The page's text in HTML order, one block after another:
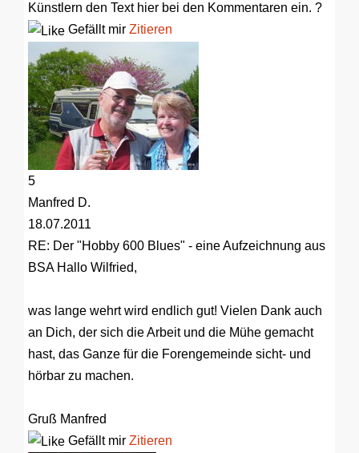
Künstlern den Text hier bei den Kommentaren ein. ?
Gefällt mir Zitieren
5
Manfred D.
18.07.2011
RE: Der "Hobby 600 Blues" - eine Aufzeichnung aus
BSAHallo Wilfried,
was lange wehrt wird endlich gut! Vielen Dank auch
an Dich, der sich die Arbeit und die Mühe gemacht
hast, das Ganze für die Forengemeinde sicht- und
hörbar zu machen.
Gruß Manfred
Gefällt mir Zitieren